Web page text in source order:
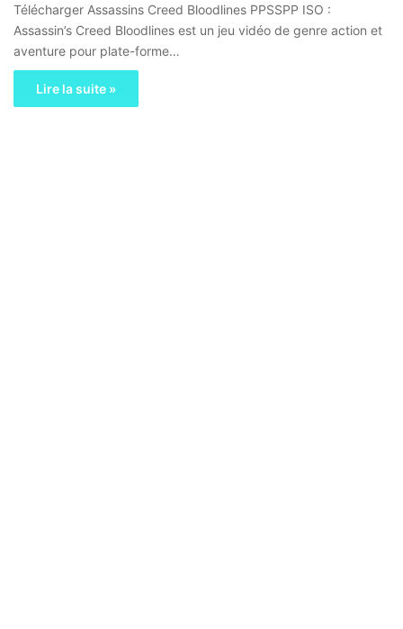
Télécharger Assassins Creed Bloodlines PPSSPP ISO :
Assassin’s Creed Bloodlines est un jeu vidéo de genre action et
aventure pour plate-forme…
Lire la suite »